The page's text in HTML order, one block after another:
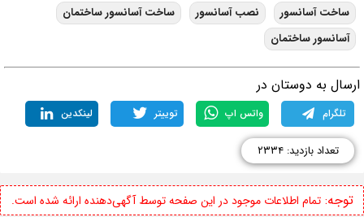
ساخت آسانسور نصب آسانسور
ساخت آسانسور ساختمان
آسانسور ساختمان
به دوستان در
تلگرام واتس اپ توییتر لینکدین
تعداد بازدید: ۲۳۳۴
توجه:تمام اطلاعات موجود در این صفحه توسط آگهی‌دهنده ارائه شده است.